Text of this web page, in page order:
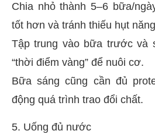
Chia nhỏ thành 5–6 bữa/
tốt hơn và tránh thiếu hụt
Tập trung vào bữa trước và
“thời điểm vàng” để nuôi cơ.
Bữa sáng cũng cần đủ
động quá trình trao đổi chất.
5. Uống đủ nước